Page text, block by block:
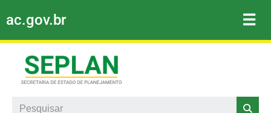
Pular
para
conteúdo
ac.gov.br ☰
Search